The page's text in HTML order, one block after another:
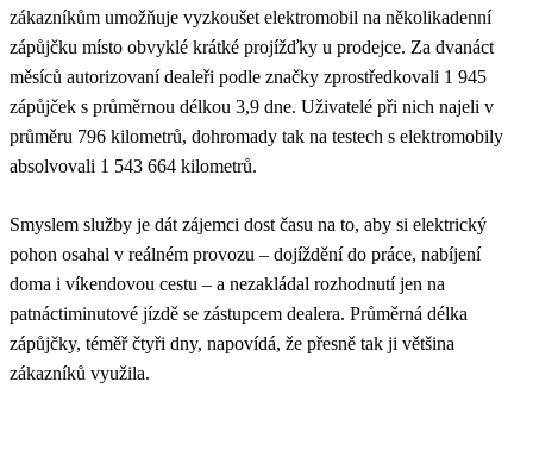
zákazníkům umožňuje vyzkoušet elektromobil na několikadenní
zápůjčku místo obvyklé krátké projížďky u prodejce. Za dvanáct
měsíců autorizovaní dealeři podle značky zprostředkovali 1 945
zápůjček s průměrnou délkou 3,9 dne. Uživatelé při nich najeli v
průměru 796 kilometrů, dohromady tak na testech s elektromobily
absolvovali 1 543 664 kilometrů.
Smyslem služby je dát zájemci dost času na to, aby si elektrický
pohon osahal v reálném provozu – dojíždění do práce, nabíjení
doma i víkendovou cestu – a nezakládal rozhodnutí jen na
patnáctiminutové jízdě se zástupcem dealera. Průměrná délka
zápůjčky, téměř čtyři dny, napovídá, že přesně tak ji většina
zákazníků využila.